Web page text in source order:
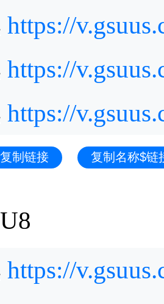
https://
https://
https://
复制链接 复制名称$链
https://